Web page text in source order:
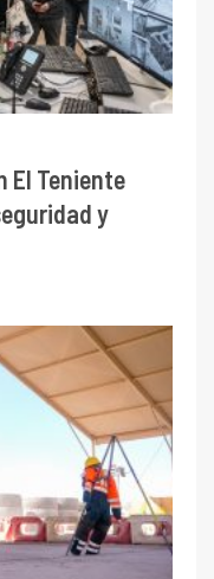
El Teniente
y